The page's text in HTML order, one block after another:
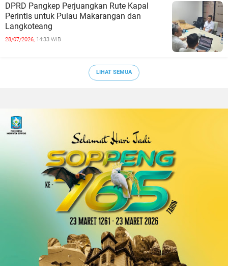
DPRD Pangkep Perjuangkan Rute Kapal
Perintis untuk Pulau Makarangan dan
Langkoteang
28/07/2026, 14:33 WIB
LIHAT SEMUA